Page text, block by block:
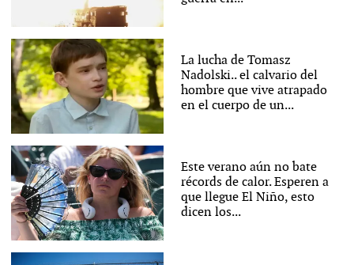
La lucha de Tomasz
Nadolski.. el calvario del
hombre que vive atrapado
en el cuerpo de un...
Este verano aún no bate
récords de calor. Esperen a
que llegue El Niño, esto
dicen los...